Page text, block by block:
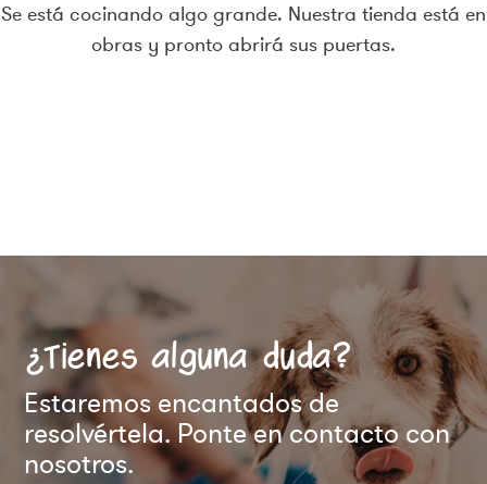
Se está cocinando algo grande. Nuestra tienda está en
obras y pronto abrirá sus puertas.
¿Tienes alguna duda?
Estaremos encantados de
resolvértela. Ponte en contacto con
nosotros.